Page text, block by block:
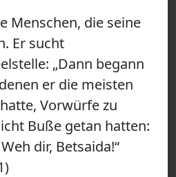
Menschen, die seine
Er sucht
„Dann begann
er die meisten
Vorwürfe zu
Buße getan hatten:
dir, Betsaida!“